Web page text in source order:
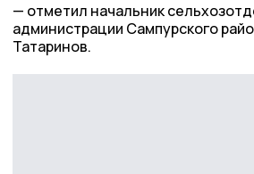
отметил начальник
администрации Сампурского
Татаринов.